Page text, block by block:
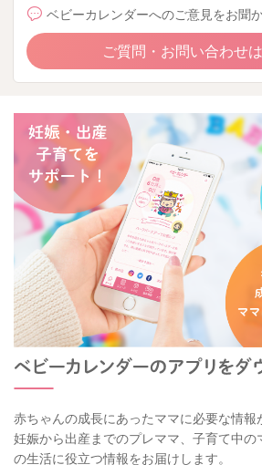
ベビーカレンダーへのご意見をお聞
ご質問・お問い合わせ
赤ちゃんの成長にあったママに必要な情報
妊娠から出産までのプレママ、子育て中の
の生活に役立つ情報をお届けします。